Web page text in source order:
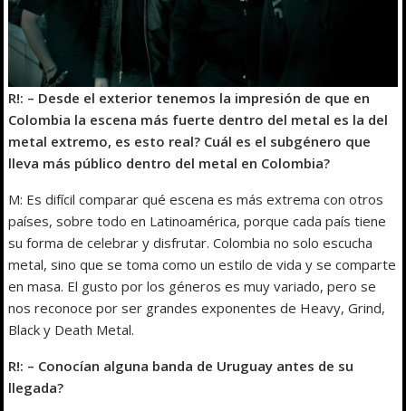
R!: – Desde el exterior tenemos la impresión de que en
Colombia la escena más fuerte dentro del metal es la del
metal extremo, es esto real? Cuál es el subgénero que
lleva más público dentro del metal en Colombia?
M: Es difícil comparar qué escena es más extrema con otros
países, sobre todo en Latinoamérica, porque cada país tiene
su forma de celebrar y disfrutar. Colombia no solo escucha
metal, sino que se toma como un estilo de vida y se comparte
en masa. El gusto por los géneros es muy variado, pero se
nos reconoce por ser grandes exponentes de Heavy, Grind,
Black y Death Metal.
R!: – Conocían alguna banda de Uruguay antes de su
llegada?